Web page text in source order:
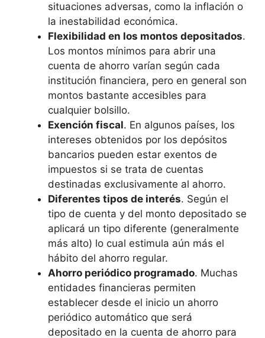
situaciones adversas, como la inflación o
la inestabilidad económica.
Flexibilidad en los montos depositados.
Los montos mínimos para abrir una
cuenta de ahorro varían según cada
institución financiera, pero en general son
montos bastante accesibles para
cualquier bolsillo.
Exención fiscal. En algunos países, los
intereses obtenidos por los depósitos
bancarios pueden estar exentos de
impuestos si se trata de cuentas
destinadas exclusivamente al ahorro.
Diferentes tipos de interés. Según el
tipo de cuenta y del monto depositado se
aplicará un tipo diferente (generalmente
más alto) lo cual estimula aún más el
hábito del ahorro regular.
Ahorro periódico programado. Muchas
entidades financieras permiten
establecer desde el inicio un ahorro
periódico automático que será
depositado en la cuenta de ahorro para